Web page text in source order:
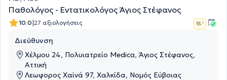
Παθολόγος - Εντατικολόγος Άγιος Στέφανος
10.0|27 αξιολογήσεις 15 '
Διεύθυνση
Χέλμου 24, Πολυιατρείο Medica, Άγιος Στέφανος,
Αττική
Λεωφορος Χαϊνά 97, Χαλκίδα, Νομός Εύβοιας